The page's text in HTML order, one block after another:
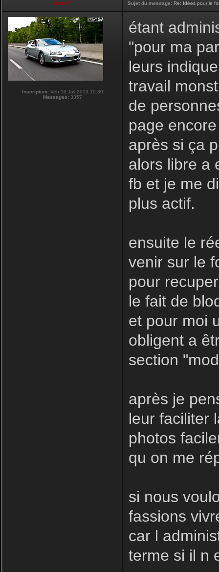
touti-17 Sujet du message: Re: Idées pour le
Inscription: Ven 19 Juil 2013 10:30
Messages: 3357
étant
"pour ma
leurs
travail
de
page
après si ça
alors libre a
fb et je me
plus actif.
ensuite le
venir sur le
pour
le fait de
et pour moi
obligent a
section
après je
leur faciliter
photos
qu on me
si nous
fassions
car l
terme si il n